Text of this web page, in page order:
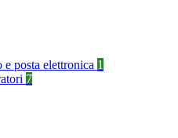
e posta elettronica 1
7